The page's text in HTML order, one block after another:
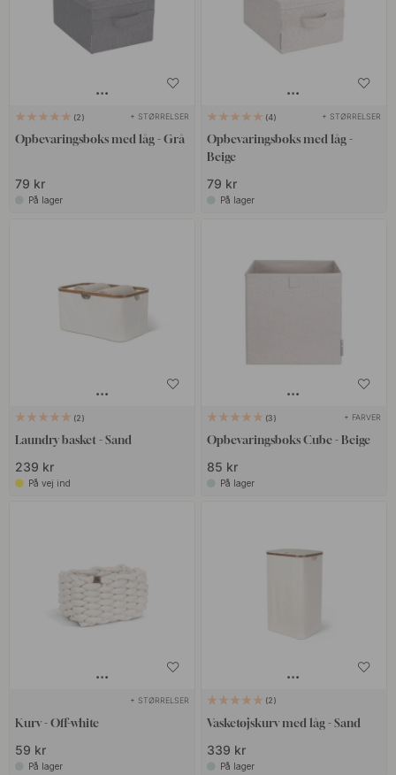
vasketøjskurve til badeværelset – det perfekte
badeværelsestilbehør. Vores opbevaringskasser passer lige godt
opbevaring virkelig gør en forskel. Udforsk sortimentet og find din
nye opbevaringsboks i dag!
2 + STØRRELSER
Opbevaringsboks med låg - Grå
79 kr
På lager
4 + STØRRELSER
Opbevaringsboks med låg -
Beige
79 kr
På lager
2
Laundry basket - Sand
239 kr
På vej ind
3 + FARVER
Opbevaringsboks Cube - Beige
85 kr
På lager
+ STØRRELSER
Kurv - Off-white
59 kr
På lager
2
Vasketøjskurv med låg - Sand
339 kr
På lager